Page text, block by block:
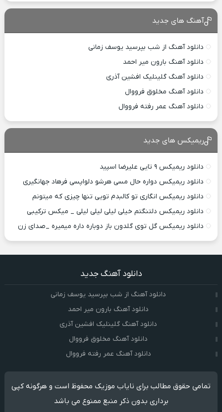
آهنگ های جدید
دانلود آهنگ از شب بپرسید یوسف زمانی
دانلود آهنگ بارون میر احمد
دانلود آهنگ گلینلیک افشین آذری
دانلود آهنگ مخلوق فرووال
دانلود آهنگ عمر رفته فرووال
ریمیکس های جدید
دانلود ریمیکس ۹ تایی علیرضا اسپید
دانلود ریمیکس دواره حال مسی هرشو دلواپسی فرهاد جهانگیری
دانلود ریمیکس انگاری تو کالبدم تویی تنها چیزی که میتونم
دانلود ریمیکس دلتنگتم خیلی لیلی لیلی لیلی _ میکس ترکیبی
دانلود ریمیکس گل توی گلدون باز دوباره داره میمیره _صدای زن
دانلود آهنگ جدید
دانلود آهنگ از شب بپرسید یوسف زمانی
دانلود آهنگ بارون میر احمد
دانلود آهنگ گلینلیک افشین آذری
دانلود آهنگ مخلوق فرووال
دانلود آهنگ عمر رفته فرووال
تمامی حقوق مطالب برای نایاب موزیک محفوظ است و هرگونه کپی
برداری بدون ذکر منبع ممنوع می باشد